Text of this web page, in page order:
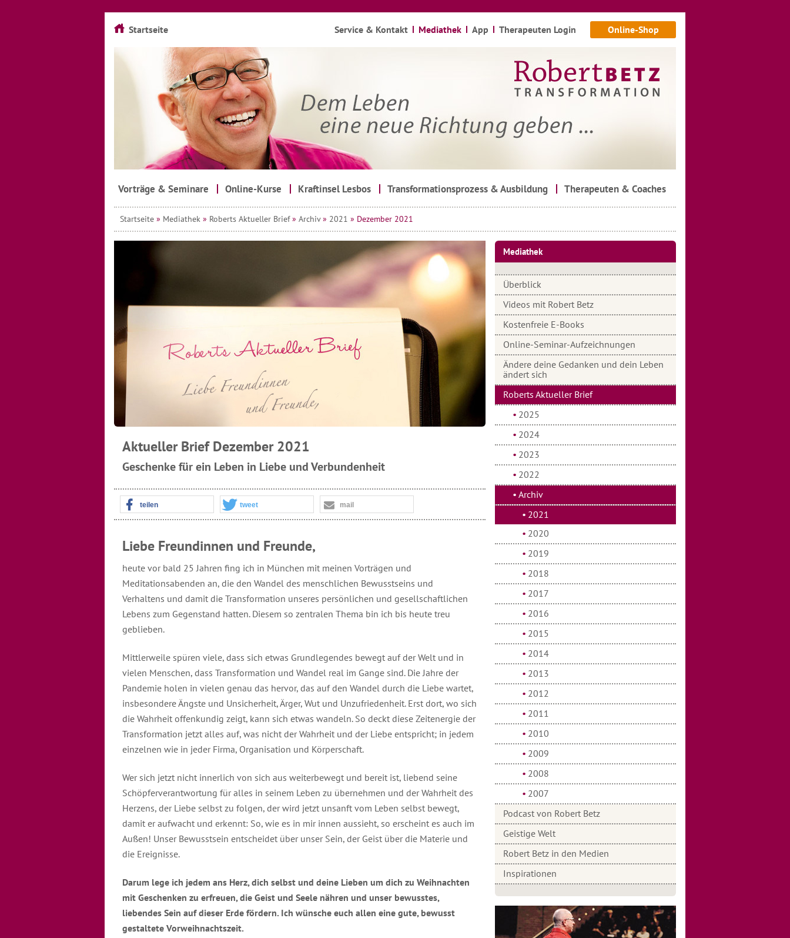
Vorträge & Seminare Online-Kurse Kraftinsel Lesbos Transformationsprozess & Ausbildung Therapeuten & Coaches
Startseite » Mediathek » Roberts Aktueller Brief» Archiv» 2021 » Dezember 2021
Aktueller Brief Dezember 2021
Geschenke für ein Leben in Liebe und Verbundenheit
teilen tweet mail
Liebe Freundinnen und Freunde,
heute vor bald 25 Jahren fing ich in München mit meinen Vorträgen und
Meditationsabenden an, die den Wandel des menschlichen Bewusstseins und
Verhaltens und damit die Transformation unseres persönlichen und gesellschaftlichen
Lebens zum Gegenstand hatten. Diesem so zentralen Thema bin ich bis heute treu
geblieben.
Mittlerweile spüren viele, dass sich etwas Grundlegendes bewegt auf der Welt und in
vielen Menschen, dass Transformation und Wandel real im Gange sind. Die Jahre der
Pandemie holen in vielen genau das hervor, das auf den Wandel durch die Liebe wartet,
insbesondere Ängste und Unsicherheit, Ärger, Wut und Unzufriedenheit. Erst dort, wo sich
die Wahrheit offenkundig zeigt, kann sich etwas wandeln. So deckt diese Zeitenergie der
Transformation jetzt alles auf, was nicht der Wahrheit und der Liebe entspricht; in jedem
einzelnen wie in jeder Firma, Organisation und Körperschaft.
Wer sich jetzt nicht innerlich von sich aus weiterbewegt und bereit ist, liebend seine
Schöpferverantwortung für alles in seinem Leben zu übernehmen und der Wahrheit des
Herzens, der Liebe selbst zu folgen, der wird jetzt unsanft vom Leben selbst bewegt,
damit er aufwacht und erkennt: So, wie es in mir innen aussieht, so erscheint es auch im
Außen! Unser Bewusstsein entscheidet über unser Sein, der Geist über die Materie und
die Ereignisse.
Darum lege ich jedem ans Herz, dich selbst und deine Lieben um dich zu Weihnachten
mit Geschenken zu erfreuen, die Geist und Seele nähren und unser bewusstes,
liebendes Sein auf dieser Erde fördern. Ich wünsche euch allen eine gute, bewusst
gestaltete Vorweihnachtszeit.
Mediathek
Überblick
Videos mit Robert Betz
Kostenfreie E-Books
Online-Seminar-Aufzeichnungen
Ändere deine Gedanken und dein Leben
ändert sich
Roberts Aktueller Brief
2025
2024
2023
2022
Archiv
2021
2020
2019
2018
2017
2016
2015
2014
2013
2012
2011
2010
2009
2008
2007
Podcast von Robert Betz
Geistige Welt
Robert Betz in den Medien
Inspirationen
Startseite Service & Kontakt Mediathek App Therapeuten Login Online-Shop